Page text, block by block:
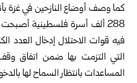
كما وصف أوضاع النازحين في غزة
288 ألف أسرة فلسطينية
فيه قوات الاحتلال إدخال العدد
التي التزمت بها ضمن اتفاق
المساعدات بانتظار السماح لها